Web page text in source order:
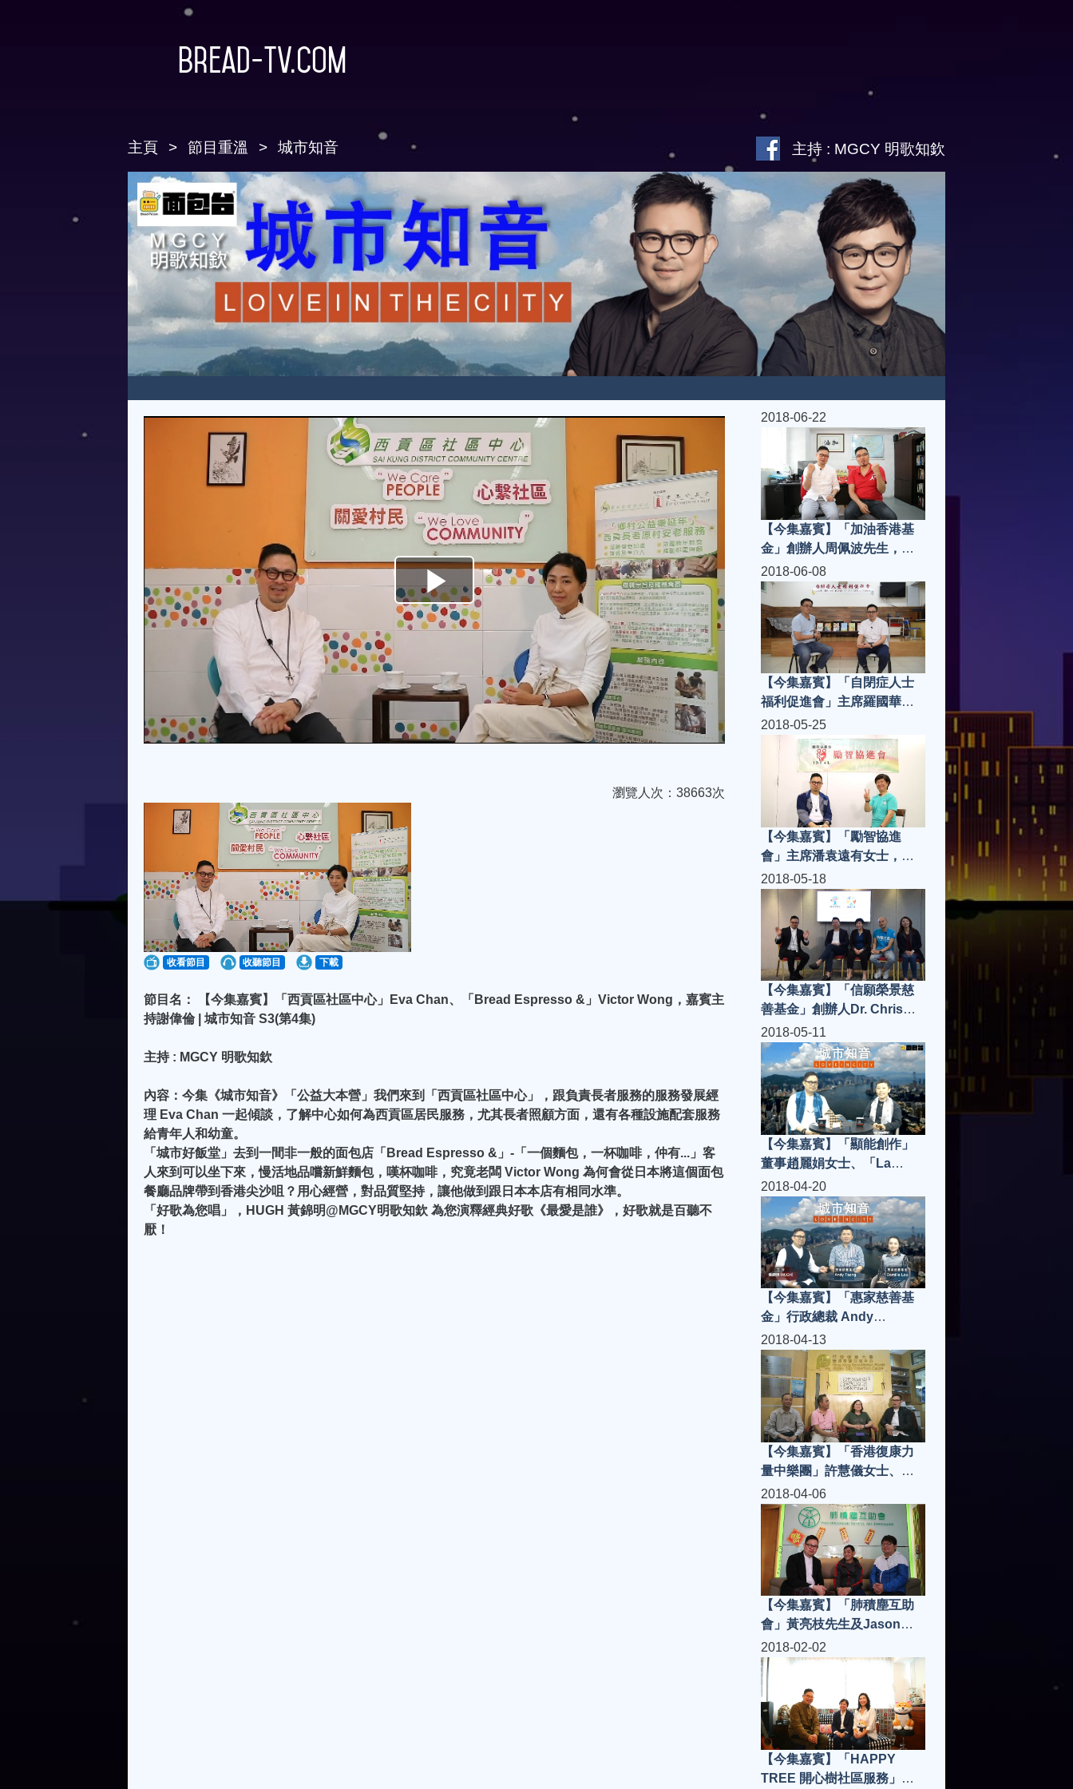
Bread-TV.com
主頁 節目重溫 城市知音 主持 : MGCY 明歌知欽
Video
瀏覽人次：38663次
收看節目 收聽節目 下載
節目名： 【今集嘉賓】「西貢區社區中心」Eva Chan、「Bread Espresso &」Victor Wong，嘉賓主
持謝偉倫 | 城市知音 S3(第4集)
主持 : MGCY 明歌知欽
內容：今集《城市知音》「公益大本營」我們來到「西貢區社區中心」，跟負責長者服務的服務發展經
理 Eva Chan 一起傾談，了解中心如何為西貢區居民服務，尤其長者照顧方面，還有各種設施配套服務
給青年人和幼童。
「城市好飯堂」去到一間非一般的面包店「Bread Espresso &」-「一個麵包，一杯咖啡，仲有...」客
人來到可以坐下來，慢活地品嚐新鮮麵包，嘆杯咖啡，究竟老闆 Victor Wong 為何會從日本將這個面包
餐廳品牌帶到香港尖沙咀？用心經營，對品質堅持，讓他做到跟日本本店有相同水準。
「好歌為您唱」，HUGH 黃錦明@MGCY明歌知欽 為您演釋經典好歌《最愛是誰》，好歌就是百聽不
厭！
2018-06-22
【今集嘉賓】「加油香港基
金」創辦人周佩波先生，
「走肉。朋友」老闆 Joei |
城市知音 S3(第9集)
2018-06-08
【今集嘉賓】「自閉症人士
福利促進會」主席羅國華先
生，「THE JOOMAK」大廚
夏敬良師傅、PR 阿 PEN | 城
市知音 S3(第8集)
2018-05-25
【今集嘉賓】「勵智協進
會」主席潘袁遠有女士，
「膳心小館」經理聖子、
「香港防止虐待長者協會」
Locasi、嘉賓主持 William
林柏希 | 城市知音 S3(第7集)
2018-05-18
【今集嘉賓】「信願榮景慈
善基金」創辦人Dr. Chris
Lam，董事Fanny Lee，義
工團總幹事Sunny，IN128代
表Karen、「狀元樓」老闆高
思文先生，嘉賓主持寶珮如
小姐
2018-05-11
【今集嘉賓】「顯能創作」
董事趙麗娟女士、「La
Postre」老闆 Jerry Yu | 城
市知音 S3(第5集)
2018-04-20
【今集嘉賓】「惠家慈善基
金」行政總裁 Andy
Tsang、執行董事Camille
Lau，「海鍋手工涮涮鍋」老
闆兼總廚陳偉雄先生 | 城市知
音 S3(第3集)
2018-04-13
【今集嘉賓】「香港復康力
量中樂團」許慧儀女士、高
秩群老師、劉清湧指輝、團
員Olivia，「Cafe 362」張先
生、Mac、Milton | 城市知音
S3(第2集)
2018-04-06
【今集嘉賓】「肺積塵互助
會」黃亮枝先生及Jason、
「大三圓酒家」行政總廚楊
師傅及川菜主廚施師傅 | 城市
知音 S3(第1集)
2018-02-02
【今集嘉賓】「HAPPY
TREE 開心樹社區服務」譚